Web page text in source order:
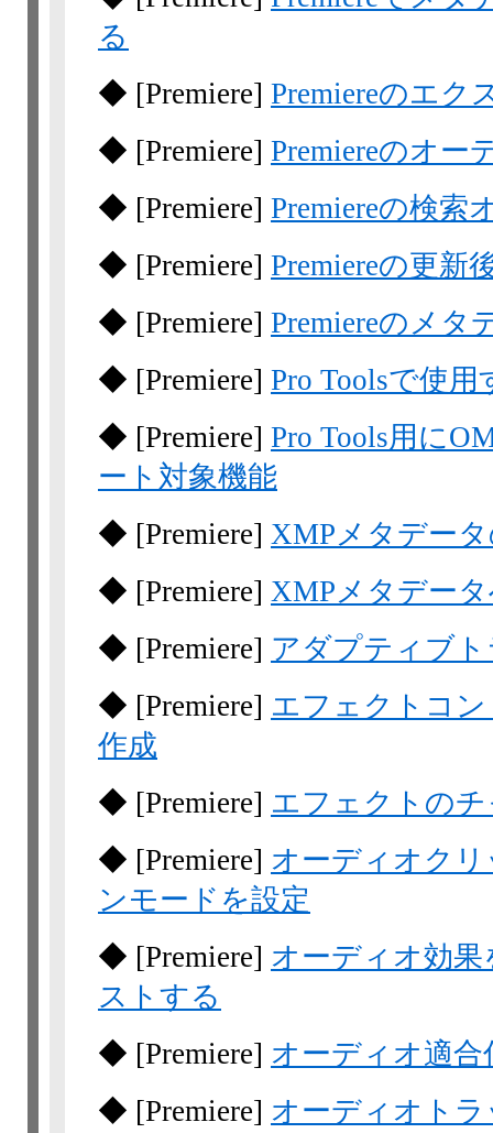
る
◆ [Premiere] Premiereのエク
◆ [Premiere] Premiereのオー
◆ [Premiere] Premiereの検索
◆ [Premiere] Premiereの更新
◆ [Premiere] Premiereのメタ
◆ [Premiere] Pro Toolsで使
◆ [Premiere] Pro Tools用に
ート対象機能
◆ [Premiere] XMPメタデー
◆ [Premiere] XMPメタデー
◆ [Premiere] アダプティブ
◆ [Premiere] エフェクトコ
作成
◆ [Premiere] エフェクトの
◆ [Premiere] オーディオク
ンモードを設定
◆ [Premiere] オーディオ効
ストする
◆ [Premiere] オーディオ適合
◆ [Premiere] オーディオト